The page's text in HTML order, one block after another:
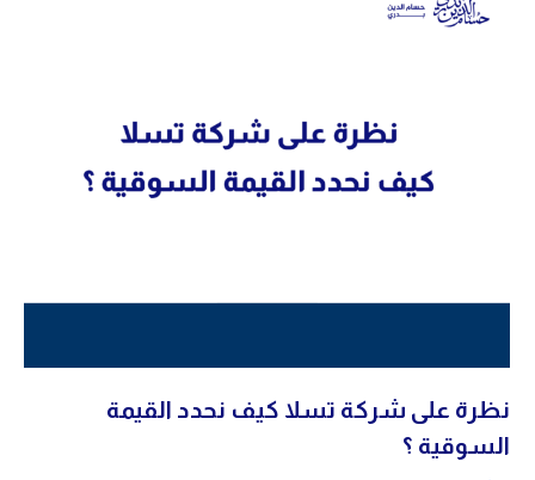
نظرة على شركة تسلا كيف نحدد القيمة
السوقية ؟